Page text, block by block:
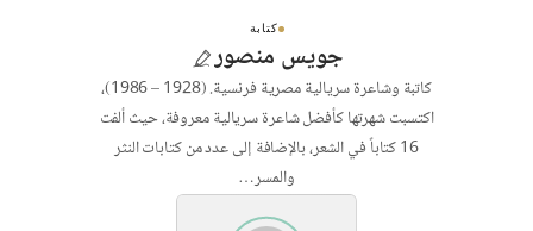
كتابة
جويس منصور
كاتبة وشاعرة سريالية مصرية فرنسية. (1928 – 1986)،
اكتسبت شهرتها كأفضل شاعرة سريالية معروفة، حيث ألفت
16 كتاباً في الشعر، بالإضافة إلى عدد من كتابات النثر
والمسر…